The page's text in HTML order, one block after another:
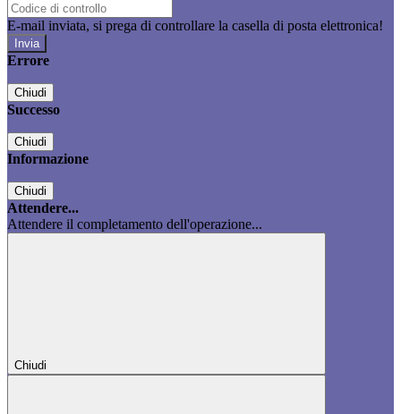
E-mail inviata, si prega di controllare la casella di posta elettronica!
Errore
Chiudi
Successo
Chiudi
Informazione
Chiudi
Attendere...
Attendere il completamento dell'operazione...
Chiudi